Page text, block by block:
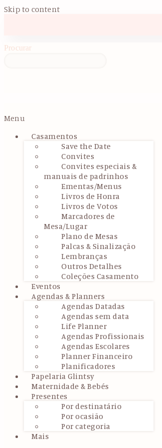
Skip to content
Procurar
Menu
Casamentos
Save the Date
Convites
Convites especiais &
manuais de padrinhos
Ementas/Menus
Livros de Honra
Livros de Votos
Marcadores de
Mesa/Lugar
Plano de Mesas
Palcas & Sinalização
Lembranças
Outros Detalhes
Coleções Casamento
Eventos
Agendas & Planners
Agendas Datadas
Agendas sem data
Life Planner
Agendas Profissionais
Agendas Escolares
Planner Financeiro
Planificadores
Papelaria Glintsy
Maternidade & Bebés
Presentes
Por destinatário
Por ocasião
Por categoria
Mais